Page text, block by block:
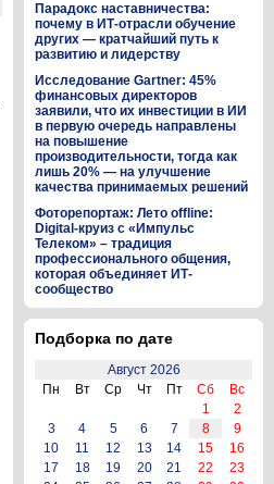
Парадокс наставничества:
почему в ИТ-отрасли обучение
других — кратчайший путь к
развитию и лидерству
Исследование Gartner: 45%
финансовых директоров
заявили, что их инвестиции в ИИ
в первую очередь направлены
на повышение
производительности, тогда как
лишь 20% — на улучшение
качества принимаемых решений
Фоторепортаж: Лето offline:
Digital-круиз с «Импульс
Телеком» – традиция
профессионального общения,
которая объединяет ИТ-
сообщество
Подборка по дате
Август 2026
Пн
Вт Ср Чт Пт Сб
Вс
1
2
3
4 5 6 7 8
9
10
11 12 13 14 15
16
17
18 19 20 21 22
23